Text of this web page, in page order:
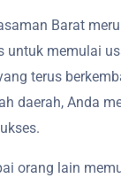
Barat
untuk memulai
terus
daerah, Anda
orang lain